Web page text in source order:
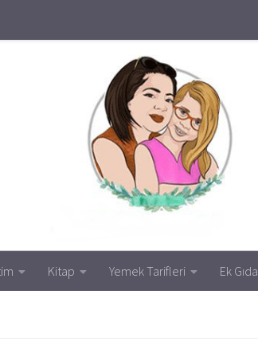
Kitap Yemek Tarifleri Ek Gıda